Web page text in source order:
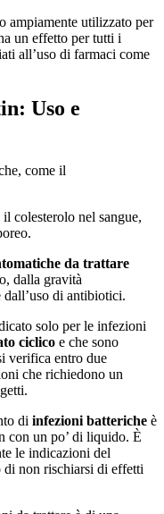
ampiamente utilizzato per
un effetto per tutti i
all’uso di farmaci come
Uso e
come il
colesterolo nel sangue,
da trattare
dalla gravità
dall’uso di antibiotici.
solo per le infezioni
ciclico e che sono
verifica entro due
che richiedono un
di infezioni batteriche è
con un po’ di liquido. È
le indicazioni del
non rischiarsi di effetti